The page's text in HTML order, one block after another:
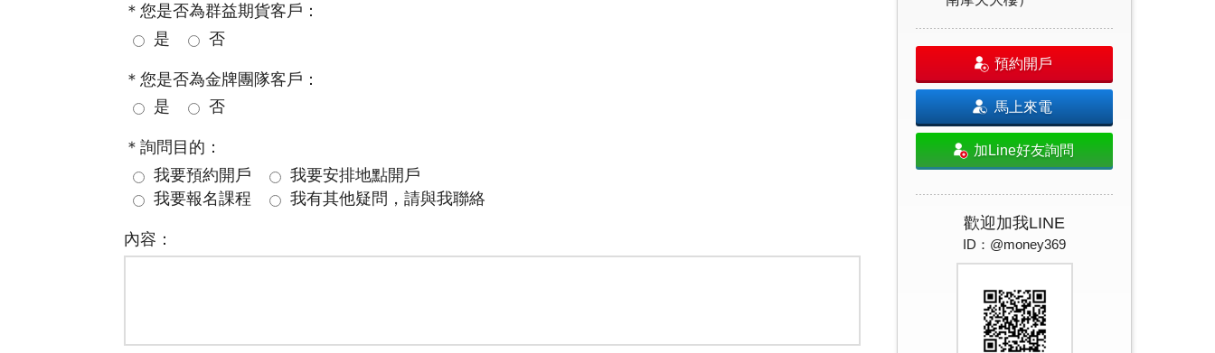
＊您是否為群益期貨客戶：
是
否
＊您是否為金牌團隊客戶：
是
否
＊詢問目的：
我要預約開戶
我要安排地點開戶
我要報名課程
我有其他疑問，請與我聯絡
內容：
預約開戶
馬上來電
加Line好友詢問
歡迎加我LINE
ID：@money369